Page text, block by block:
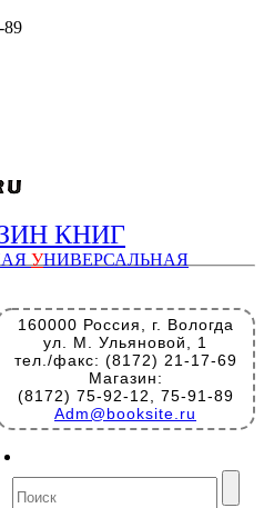
89
КНИГ
УНИВЕРСАЛЬНАЯ
160000 Россия, г. Вологда
ул. М. Ульяновой, 1
тел./факс: (8172) 21-17-69
Магазин:
(8172) 75-92-12, 75-91-89
Adm@booksite.ru